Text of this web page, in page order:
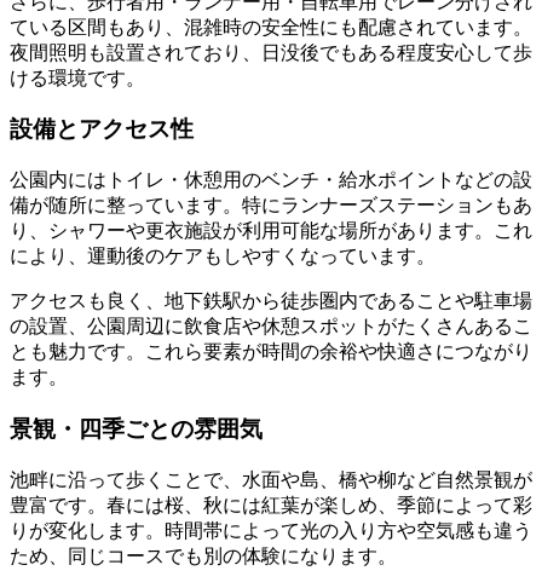
ている区間もあり、混雑時の安全性にも配慮されています。
夜間照明も設置されており、日没後でもある程度安心して歩
ける環境です。
設備とアクセス性
公園内にはトイレ・休憩用のベンチ・給水ポイントなどの設
備が随所に整っています。特にランナーズステーションもあ
り、シャワーや更衣施設が利用可能な場所があります。これ
により、運動後のケアもしやすくなっています。
アクセスも良く、地下鉄駅から徒歩圏内であることや駐車場
の設置、公園周辺に飲食店や休憩スポットがたくさんあるこ
とも魅力です。これら要素が時間の余裕や快適さにつながり
ます。
景観・四季ごとの雰囲気
池畔に沿って歩くことで、水面や島、橋や柳など自然景観が
豊富です。春には桜、秋には紅葉が楽しめ、季節によって彩
りが変化します。時間帯によって光の入り方や空気感も違う
ため、同じコースでも別の体験になります。